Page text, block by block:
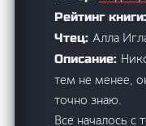
Рейтинг книги:
Чтец:Алла
Описание:
тем не менее,
точно знаю.
Все началось с